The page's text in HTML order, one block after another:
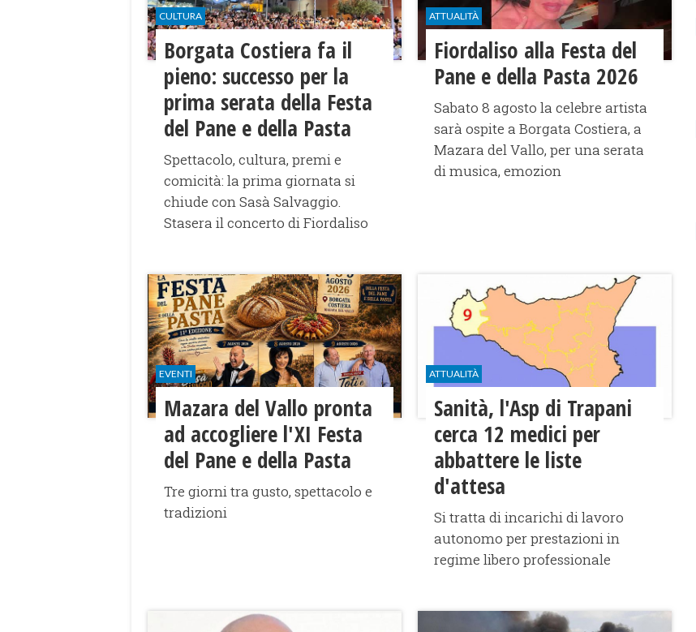
CULTURA
​Borgata Costiera fa il
pieno: successo per la
prima serata della Festa
del Pane e della Pasta
Spettacolo, cultura, premi e
comicità: la prima giornata si
chiude con Sasà Salvaggio.
Stasera il concerto di Fiordaliso
ATTUALITÀ
Fiordaliso alla Festa del
Pane e della Pasta 2026
Sabato 8 agosto la celebre artista
sarà ospite a Borgata Costiera, a
Mazara del Vallo, per una serata
di musica, emozion
EVENTI
Mazara del Vallo pronta
ad accogliere l'XI Festa
del Pane e della Pasta
Tre giorni tra gusto, spettacolo e
tradizioni
ATTUALITÀ
Sanità, l'Asp di Trapani
cerca 12 medici per
abbattere le liste
d'attesa
Si tratta di incarichi di lavoro
autonomo per prestazioni in
regime libero professionale